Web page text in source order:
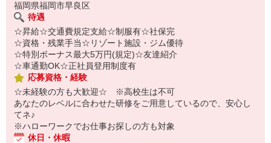
福岡県福岡市早良区
待遇
☆昇給☆交通費規定支給☆制服有☆社保完
☆資格・残業手当☆リゾート施設・ジム優待
☆特別ボーナス最大5万円(規定)☆友達紹介
☆車通勤OK☆正社員登用制度有
応募資格・経験
☆未経験の方も大歓迎☆ ※高校生は不可
あなたのレベルに合わせた研修をご用意しているので、安心し
てネ♪
※ハローワークでお仕事お探しの方も対象
休日・休暇